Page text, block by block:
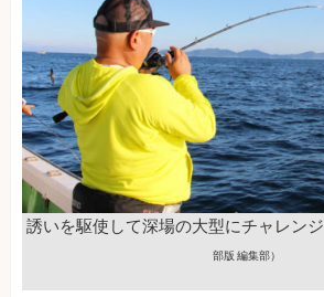
誘いを駆使して深場の大型にチャレンジ
部版 編集部）